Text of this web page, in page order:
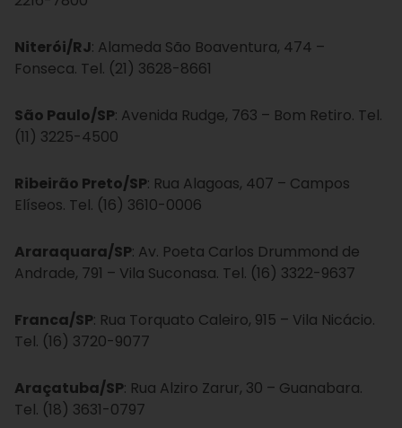
Niterói/RJ: Alameda São Boaventura, 474 –
Fonseca. Tel. (21) 3628-8661
São Paulo/SP: Avenida Rudge, 763 – Bom Retiro. Tel.
(11) 3225-4500
Ribeirão Preto/SP: Rua Alagoas, 407 – Campos
Elíseos. Tel. (16) 3610-0006
Araraquara/SP: Av. Poeta Carlos Drummond de
Andrade, 791 – Vila Suconasa. Tel. (16) 3322-9637
Franca/SP: Rua Torquato Caleiro, 915 – Vila Nicácio.
Tel. (16) 3720-9077
Araçatuba/SP: Rua Alziro Zarur, 30 – Guanabara.
Tel. (18) 3631-0797